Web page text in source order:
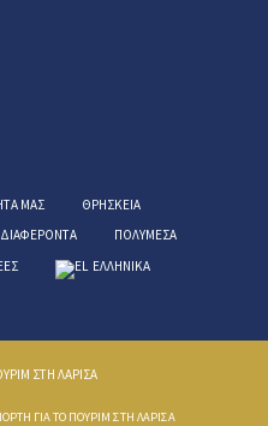
ΜΑΣ
ΘΡΗΣΚΕΊΑ
ΠΟΛΥΜΈΣΑ
ΕΛΛΗΝΙΚΑ
ΣΤΗ ΛΑΡΙΣΑ
ΓΙΑ ΤΟ ΠΟΥΡΙΜ ΣΤΗ ΛΑΡΙΣΑ